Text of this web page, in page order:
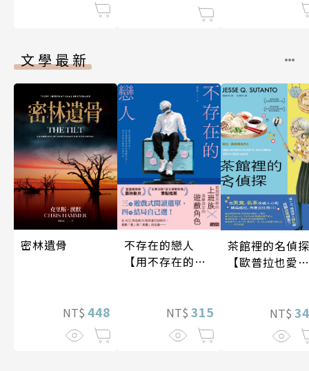
文學最新
密林遺骨
NT$ 448
不存在的戀人
【用不存在的
NT$ 315
茶館裡的名偵探
【歐普拉也愛！
《茶館裡的嫌疑
人》續作】
NT$